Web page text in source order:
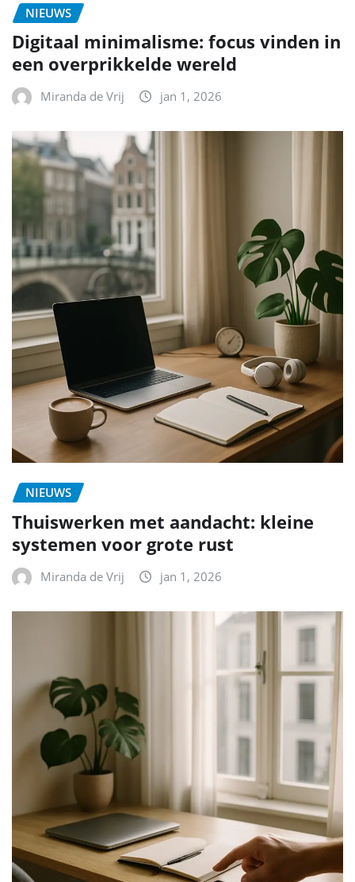
NIEUWS
Digitaal minimalisme: focus vinden in
een overprikkelde wereld
Miranda de Vrij jan 1, 2026
NIEUWS
Thuiswerken met aandacht: kleine
systemen voor grote rust
Miranda de Vrij jan 1, 2026